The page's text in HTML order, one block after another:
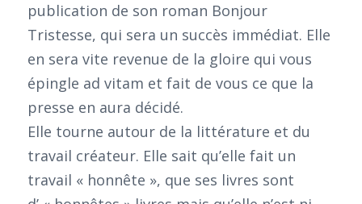
publication de son roman Bonjour
Tristesse, qui sera un succès immédiat. Elle
en sera vite revenue de la gloire qui vous
épingle ad vitam et fait de vous ce que la
presse en aura décidé.
Elle tourne autour de la littérature et du
travail créateur. Elle sait qu’elle fait un
travail « honnête », que ses livres sont